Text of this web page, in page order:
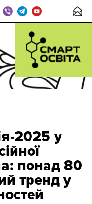
2025 у
понад 80
тренд у